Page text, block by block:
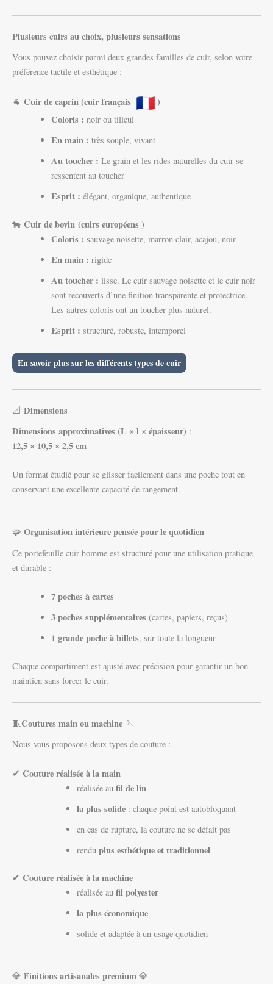
Plusieurs cuirs au choix, plusieurs sensations
Vous pouvez choisir parmi deux grandes familles de cuir, selon votre
préférence tactile et esthétique :
🐐 Cuir de caprin (cuir français
)
Coloris : noir ou tilleul
En main : très souple, vivant
Au toucher : Le grain et les rides naturelles du cuir se
ressentent au toucher
Esprit : élégant, organique, authentique
🐄 Cuir de bovin (cuirs européens )
Coloris : sauvage noisette, marron clair, acajou, noir
En main : rigide
Au toucher : lisse. Le cuir sauvage noisette et le cuir noir
sont recouverts d’une finition transparente et protectrice.
Les autres coloris ont un toucher plus naturel.
Esprit : structuré, robuste, intemporel
En savoir plus sur les différents types de cuir
📐 Dimensions
Dimensions approximatives (L × l × épaisseur) :
12,5 × 10,5 × 2,5 cm
Un format étudié pour se glisser facilement dans une poche tout en
conservant une excellente capacité de rangement.
🧩 Organisation intérieure pensée pour le quotidien
Ce portefeuille cuir homme est structuré pour une utilisation pratique
et durable :
7 poches à cartes
3 poches supplémentaires (cartes, papiers, reçus)
1 grande poche à billets, sur toute la longueur
Chaque compartiment est ajusté avec précision pour garantir un bon
maintien sans forcer le cuir.
🧵Coutures main ou machine 🪡
Nous vous proposons deux types de couture :
✔ Couture réalisée à la main
réalisée au fil de lin
la plus solide: chaque point est autobloquant
en cas de rupture, la couture ne se défait pas
rendu plus esthétique et traditionnel
✔ Couture réalisée à la machine
réalisée au fil polyester
la plus économique
solide et adaptée à un usage quotidien
💎 Finitions artisanales premium 💎